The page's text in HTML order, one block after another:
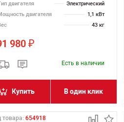
двигателя
Электрический
двигателя
1,1 кВт
43 кг
980 ₽
Есть в наличии
Купить В один клик
товара: 654918